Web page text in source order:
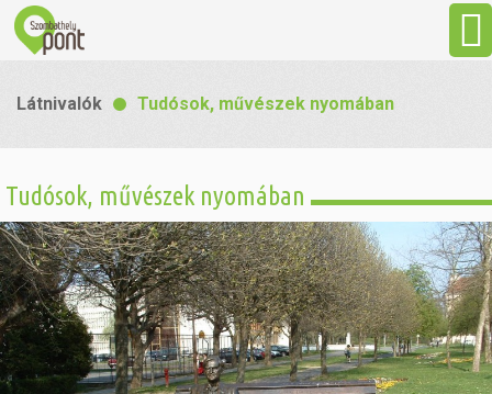
Látnivalók
Gasztronómia
Szállás
Látnivalók Tudósok, művészek nyomában
Tudósok, művészek nyomában